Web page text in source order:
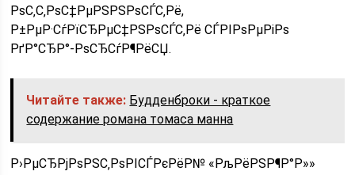
РѕС‚С‚РѕС‡РµРЅРЅРѕСЃС‚Рё,
Р±РµР·СѓРїСЂРµС‡РЅРѕСЃС‚Рё СЃРІРѕРµРіРѕ
РґР°СЂР°-РѕСЂСѓР¶РёСЏ.
Читайте также: Будденброки - краткое
содержание романа томаса манна
Р›РµСЂРјРѕРЅС‚РѕРІСЃРєРёР№ «РљРёРЅР¶Р°Р»»